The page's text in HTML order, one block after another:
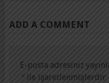
ADD A COMMENT
E-posta adresiniz
* ile işaretlenmişlerdir